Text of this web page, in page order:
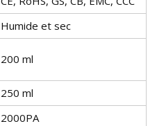
Humide et sec
200 ml
250 ml
2000PA